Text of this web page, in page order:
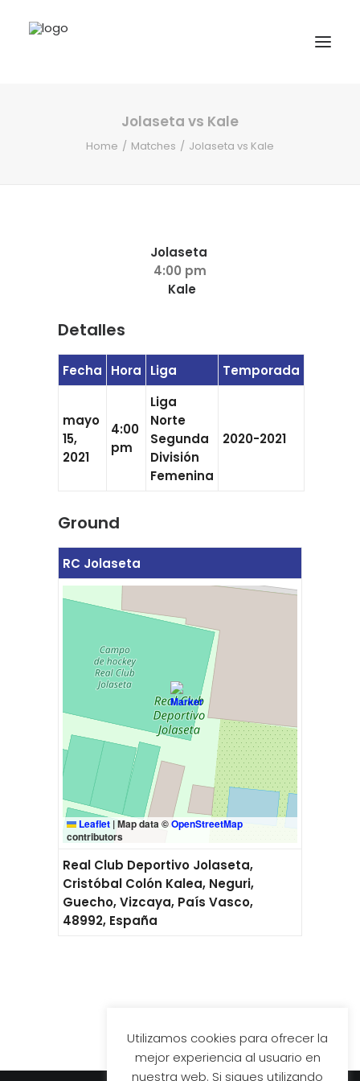
Jolaseta vs Kale
Home Matches Jolaseta vs Kale
Jolaseta
4:00 pm
Kale
Detalles
Fecha Hora Liga Temporada
mayo
15,
2021
4:00
pm
Liga
Norte
Segunda
División
Femenina
2020-2021
Ground
RC Jolaseta
Leaflet |Map data ©OpenStreetMap
contributors
Real Club Deportivo Jolaseta,
Cristóbal Colón Kalea, Neguri,
Guecho, Vizcaya, País Vasco,
48992, España
Utilizamos cookies para ofrecer la
mejor experiencia al usuario en
nuestra web. Si sigues utilizando